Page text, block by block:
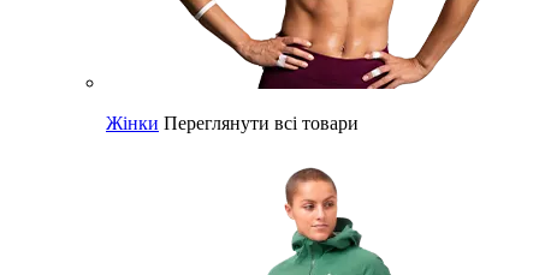
Жінки Переглянути всі товари